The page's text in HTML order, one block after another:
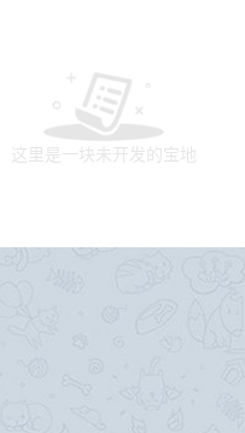
这里是一块未开发的宝地